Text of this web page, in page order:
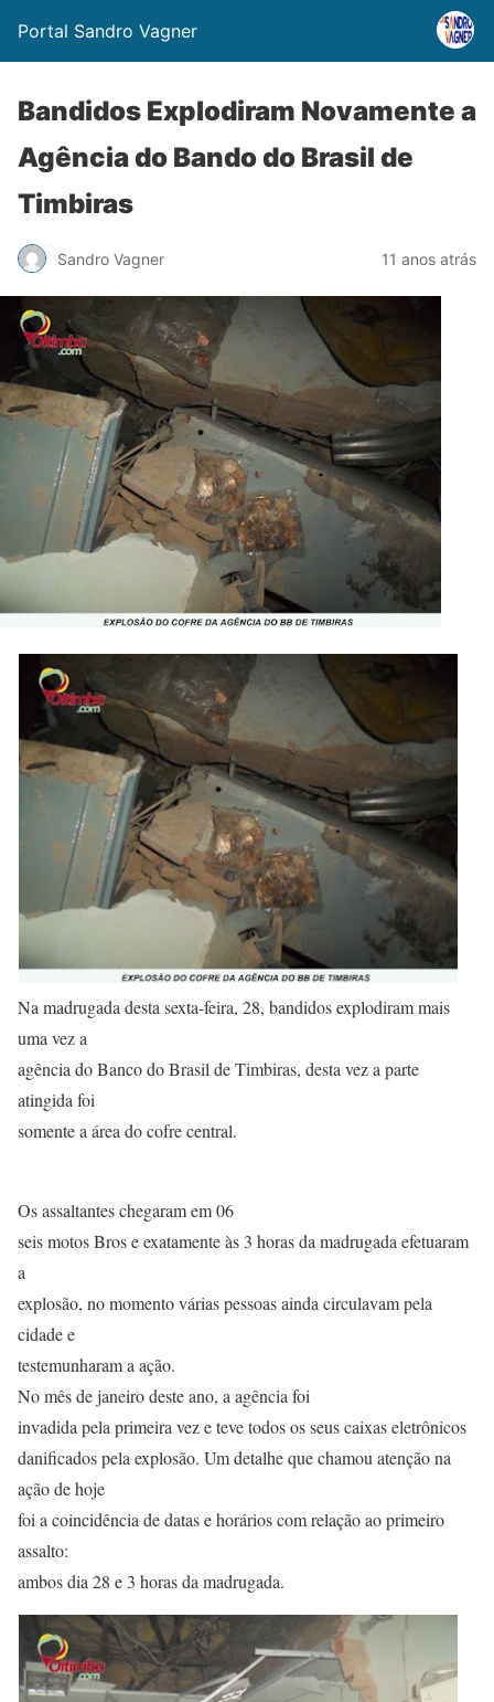
Portal Sandro Vagner
Bandidos Explodiram Novamente a
Agência do Bando do Brasil de
Timbiras
Sandro Vagner 11 anos atrás
Na madrugada desta sexta-feira, 28, bandidos explodiram mais
uma vez a
agência do Banco do Brasil de Timbiras, desta vez a parte
atingida foi
somente a área do cofre central.
Os assaltantes chegaram em 06
seis motos Bros e exatamente às 3 horas da madrugada efetuaram
a
explosão, no momento várias pessoas ainda circulavam pela
cidade e
testemunharam a ação.
No mês de janeiro deste ano, a agência foi
invadida pela primeira vez e teve todos os seus caixas eletrônicos
danificados pela explosão. Um detalhe que chamou atenção na
ação de hoje
foi a coincidência de datas e horários com relação ao primeiro
assalto:
ambos dia 28 e 3 horas da madrugada.